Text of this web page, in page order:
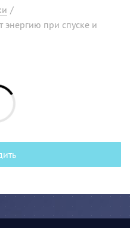
/
энергию при спуске и